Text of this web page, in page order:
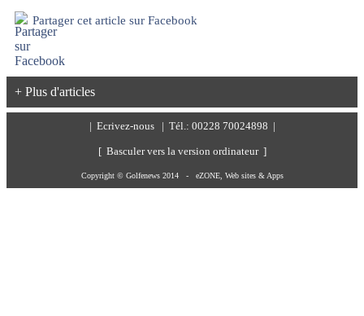
Partager cet article sur Facebook
+ Plus d'articles
Ecrivez-nous | Tél.: 00228 70024898 |
[ Basculer vers la version ordinateur ]
Copyright © Golfenews 2014 - eZONE, Web sites & Apps